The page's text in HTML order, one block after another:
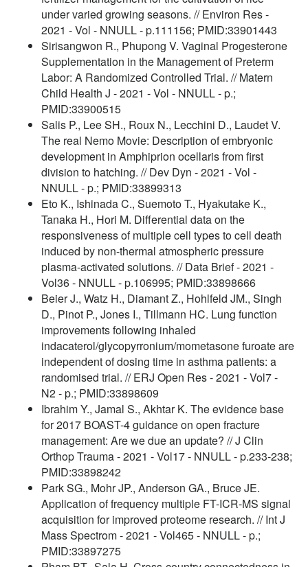
under varied growing seasons. // Environ Res -
2021 - Vol - NNULL - p.111156; PMID:33901443
Sirisangwon R., Phupong V. Vaginal Progesterone
Supplementation in the Management of Preterm
Labor: A Randomized Controlled Trial. // Matern
Child Health J - 2021 - Vol - NNULL - p.;
PMID:33900515
Salis P., Lee SH., Roux N., Lecchini D., Laudet V.
The real Nemo Movie: Description of embryonic
development in Amphiprion ocellaris from first
division to hatching. // Dev Dyn - 2021 - Vol -
NNULL - p.; PMID:33899313
Eto K., Ishinada C., Suemoto T., Hyakutake K.,
Tanaka H., Hori M. Differential data on the
responsiveness of multiple cell types to cell death
induced by non-thermal atmospheric pressure
plasma-activated solutions. // Data Brief - 2021 -
Vol36 - NNULL - p.106995; PMID:33898666
Beier J., Watz H., Diamant Z., Hohlfeld JM., Singh
D., Pinot P., Jones I., Tillmann HC. Lung function
improvements following inhaled
indacaterol/glycopyrronium/mometasone furoate are
independent of dosing time in asthma patients: a
randomised trial. // ERJ Open Res - 2021 - Vol7 -
N2 - p.; PMID:33898609
Ibrahim Y., Jamal S., Akhtar K. The evidence base
for 2017 BOAST-4 guidance on open fracture
management: Are we due an update? // J Clin
Orthop Trauma - 2021 - Vol17 - NNULL - p.233-238;
PMID:33898242
Park SG., Mohr JP., Anderson GA., Bruce JE.
Application of frequency multiple FT-ICR-MS signal
acquisition for improved proteome research. // Int J
Mass Spectrom - 2021 - Vol465 - NNULL - p.;
PMID:33897275